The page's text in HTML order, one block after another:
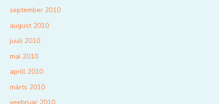
september 2010
august 2010
juuli 2010
mai 2010
aprill 2010
märts 2010